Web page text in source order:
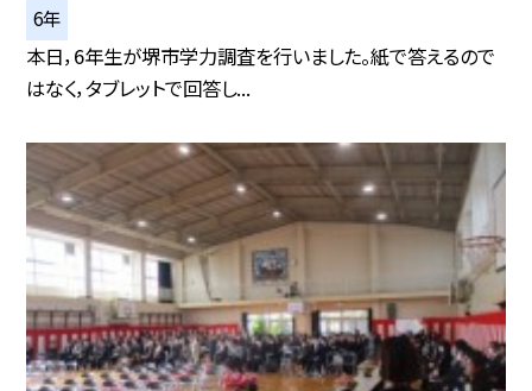
6年
本日，6年生が堺市学力調査を行いました。紙で答えるので
はなく，タブレットで回答し...